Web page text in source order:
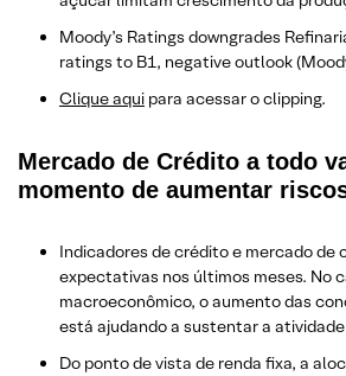
Moody’s Ratings downgrades
ratings to B1, negative outlook
Clique aqui para acessar o clipping.
Mercado de Crédito a todo
momento de aumentar
Indicadores de crédito e mercado de
expectativas nos últimos meses. No
macroeconômico, o aumento das
está ajudando a sustentar a
Do ponto de vista de renda fixa, a